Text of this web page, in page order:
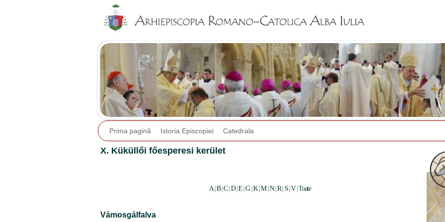
Prima pagină Istoria Episcopiei Catedrala
X. Küküllői főesperesi kerület
A B |C D |E |G K |M N |R S V |Toate
Vámosgálfalva